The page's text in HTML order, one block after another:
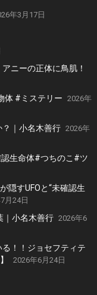
年3月17日
ニーの正体に鳥肌！
体 #ミステリー 2026年
？｜小名木善行 2026年
生命体#つちのこ#ツ
隠すUFOと“未確認生
月24日
｜小名木善行 2026年6
る！！ジョセフティテ
2026年6月24日